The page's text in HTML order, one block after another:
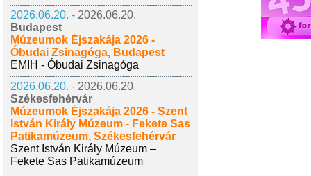
2026.06.20. - 2026.06.20.
Budapest
Múzeumok Éjszakája 2026 -
Óbudai Zsinagóga, Budapest
EMIH - Óbudai Zsinagóga
2026.06.20. - 2026.06.20.
Székesfehérvár
Múzeumok Éjszakája 2026 - Szent
István Király Múzeum - Fekete Sas
Patikamúzeum, Székesfehérvár
Szent István Király Múzeum –
Fekete Sas Patikamúzeum